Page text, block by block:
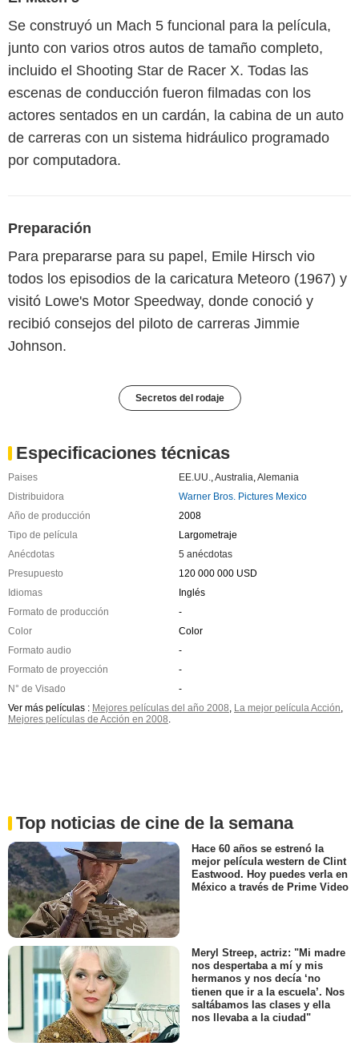
Se construyó un Mach 5 funcional para la película,
junto con varios otros autos de tamaño completo,
incluido el Shooting Star de Racer X. Todas las
escenas de conducción fueron filmadas con los
actores sentados en un cardán, la cabina de un auto
de carreras con un sistema hidráulico programado
por computadora.
Preparación
Para prepararse para su papel, Emile Hirsch vio
todos los episodios de la caricatura Meteoro (1967) y
visitó Lowe's Motor Speedway, donde conoció y
recibió consejos del piloto de carreras Jimmie
Johnson.
Secretos del rodaje
Especificaciones técnicas
Paises EE.UU.,Australia,Alemania
Distribuidora
Warner Bros. Pictures Mexico
Año de producción
2008
Tipo de película
Largometraje
Anécdotas
5 anécdotas
Presupuesto
120 000 000 USD
Idiomas
Inglés
Formato de producción
-
Color
Color
Formato audio
-
Formato de proyección
-
N° de Visado
-
Ver más películas : Mejores películas del año 2008, La mejor película Acción,
Mejores películas de Acción en 2008.
Top noticias de cine de la semana
Hace 60 años se estrenó la
mejor película western de Clint
Eastwood. Hoy puedes verla en
México a través de Prime Video
Meryl Streep, actriz: "Mi madre
nos despertaba a mí y mis
hermanos y nos decía ‘no
tienen que ir a la escuela’. Nos
saltábamos las clases y ella
nos llevaba a la ciudad"